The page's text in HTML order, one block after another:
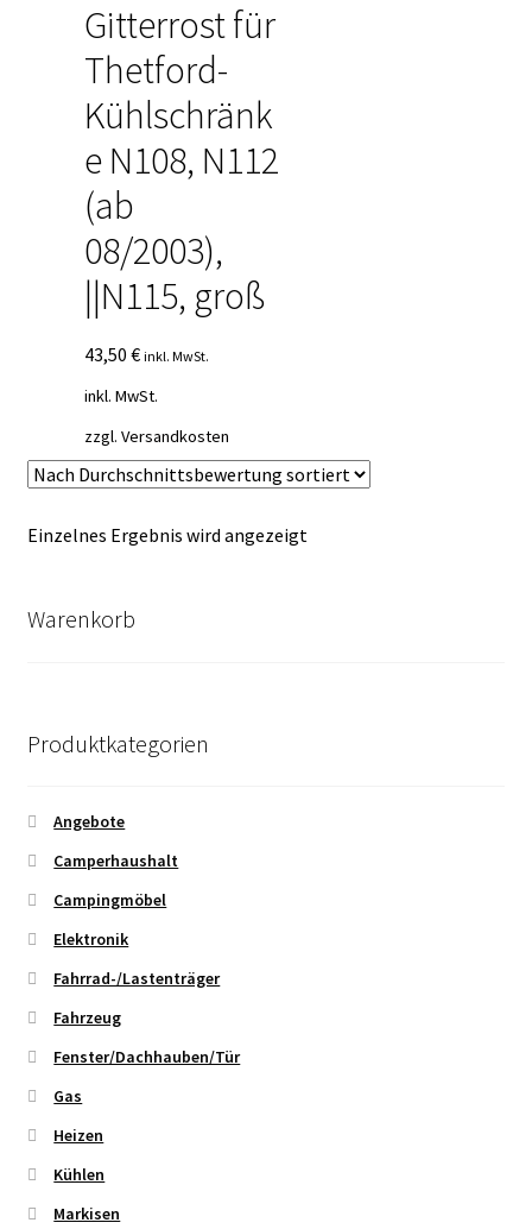
Gitterrost für
Thetford-
Kühlschränk
e N108, N112
(ab
08/2003),
||N115, groß
43,50 € inkl. MwSt.
inkl. MwSt.
zzgl. Versandkosten
Einzelnes Ergebnis wird angezeigt
Warenkorb
Produktkategorien
Angebote
Camperhaushalt
Campingmöbel
Elektronik
Fahrrad-/Lastenträger
Fahrzeug
Fenster/Dachhauben/Tür
Gas
Heizen
Kühlen
Markisen